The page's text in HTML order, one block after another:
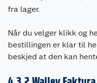
fra lager.
Når du velger klikk og
bestillingen er klar til
beskjed at den kan